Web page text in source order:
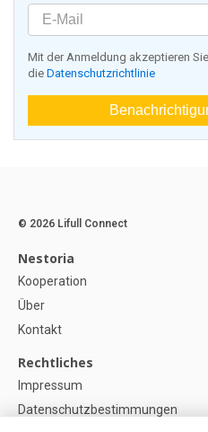
Mit der Anmeldung akzeptieren
die Datenschutzrichtlinie
© 2026 Lifull Connect
Nestoria
Kooperation
Über
Kontakt
Rechtliches
Impressum
Datenschutzbestimmungen